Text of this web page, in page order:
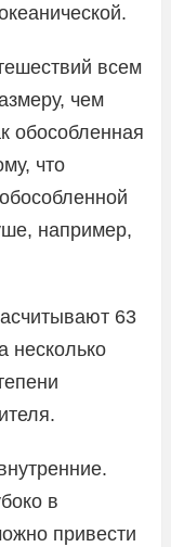
всем
чем
обособленная
что
например,
63
несколько
в
привести